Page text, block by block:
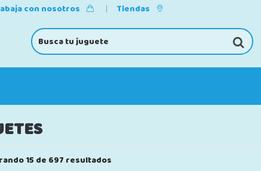
con nosotros Tiendas
15 de 697 resultados